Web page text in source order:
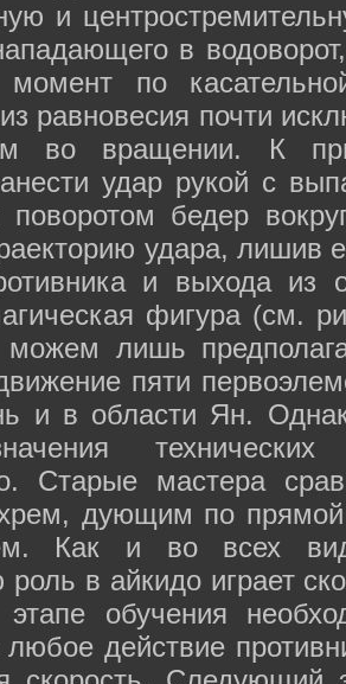
и
в
по
равновесия почти
во вращении. К
удар рукой с
поворотом бедер
удара, лишив
и выхода из
фигура (см.
лишь
пяти
и в области Ян.
Старые мастера
дующим по
Как и во всех
в айкидо играет
этапе обучения
любое действие